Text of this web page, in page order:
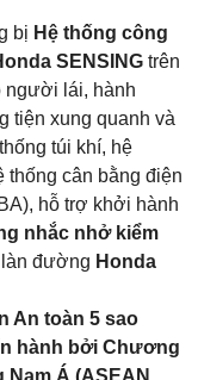
bị Hệ thống công
SENSING trên
người lái, hành
tiện xung quanh và
túi khí, hệ
thống cân bằng điện
hỗ trợ khởi hành
nhắc nhở kiểm
làn đường Honda
An toàn 5 sao
hành bởi Chương
dấu*là bắt buộc